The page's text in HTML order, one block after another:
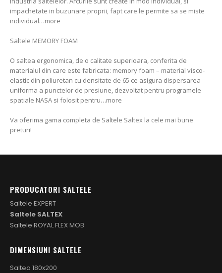
impachetate in buzunare proprii, fapt care le permite sa se miste
individual…more
Saltele MEMORY FOAM
O saltea ergonomica, de o calitate superioara, conferita de
materialul din care este fabricata: memory foam – material visco-
elastic din poliuretan cu densitate de 65 ce asigura dispersarea
uniforma a punctelor de presiune, dezvoltat pentru programele
spatiale NASA si folosit pentru…more
Va oferima gama completa de Saltele Saltex la cele mai bune
preturi!
PRODUCATORI SALTELE
Saltele EXPERT
Saltele SALTEX
Saltele ROYAL FLEX MOB
DIMENSIUNI SALTELE
Saltea 180x200